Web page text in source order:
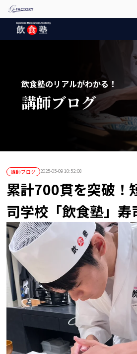
飲食塾のリアルがわかる！
講師ブログ
講師ブログ 2025-05-09 10:52:08
累計700貫を突破！
司学校「飲食塾」寿